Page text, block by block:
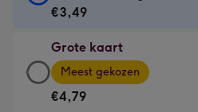
kaart
€3,49
-
Voor
€3,49
Grote kaart
Grote
kaart
-
Meest gekozen
€4,79